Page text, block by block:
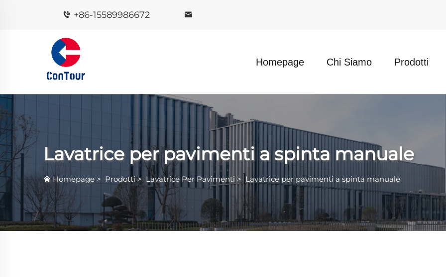
+86-15589986672
Homepage Chi Siamo Prodotti
Lavatrice per pavimenti a spinta manuale
Homepage > Prodotti> Lavatrice Per Pavimenti > Lavatrice per pavimenti a spinta manuale